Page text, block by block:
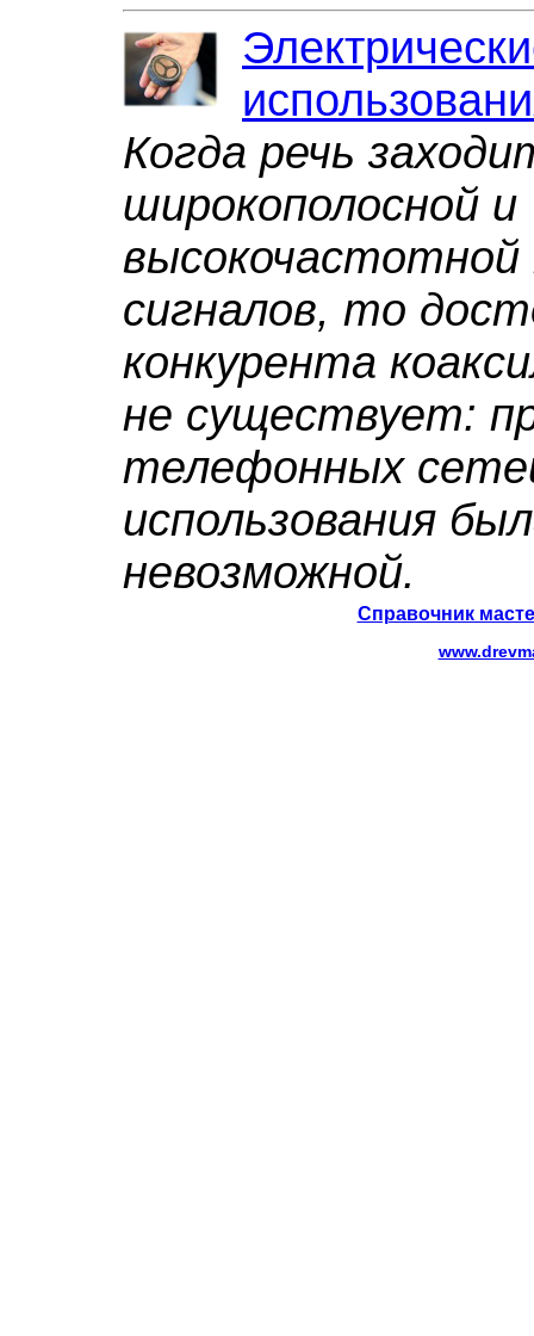
Когда речь
широкополосной и
высокочастотной
сигналов, то
конкурента
не существует:
телефонных
использования
невозможной.
Справочник